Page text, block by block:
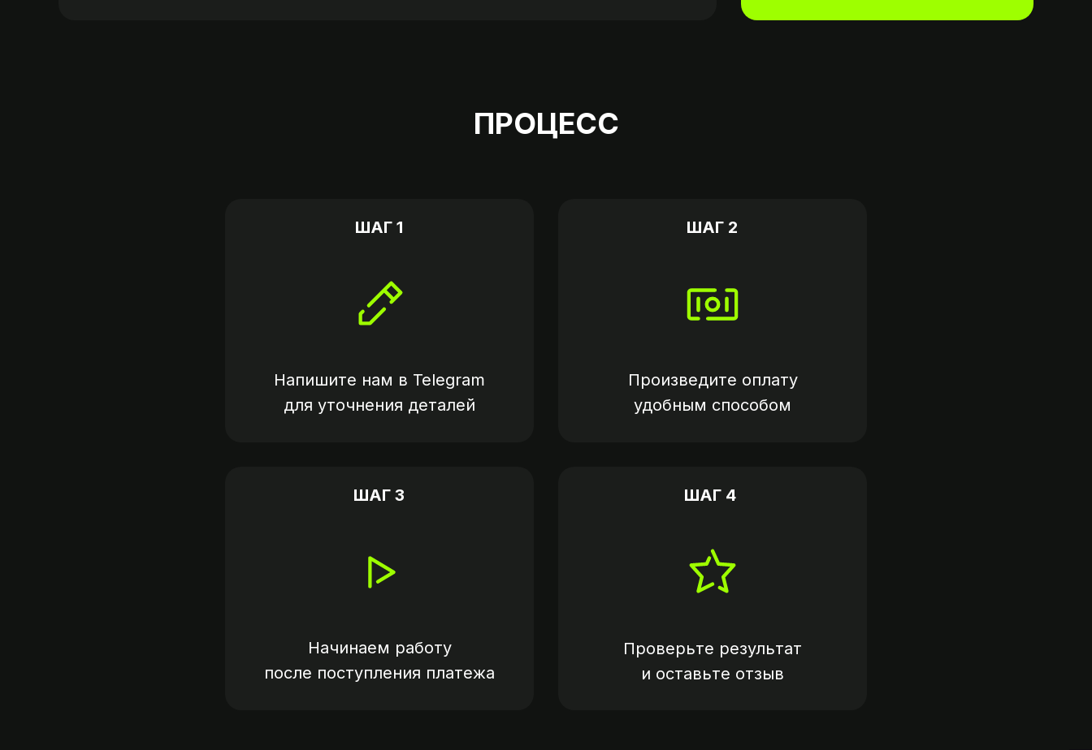
ПРОЦЕСС
ШАГ 1
Произведите оплату
удобным способом
Начинаем работу
после поступления платежа
Проверьте результат
и оставьте отзыв
Напишите нам в Telegram
для уточнения деталей
ШАГ 2
ШАГ 3 ШАГ 4